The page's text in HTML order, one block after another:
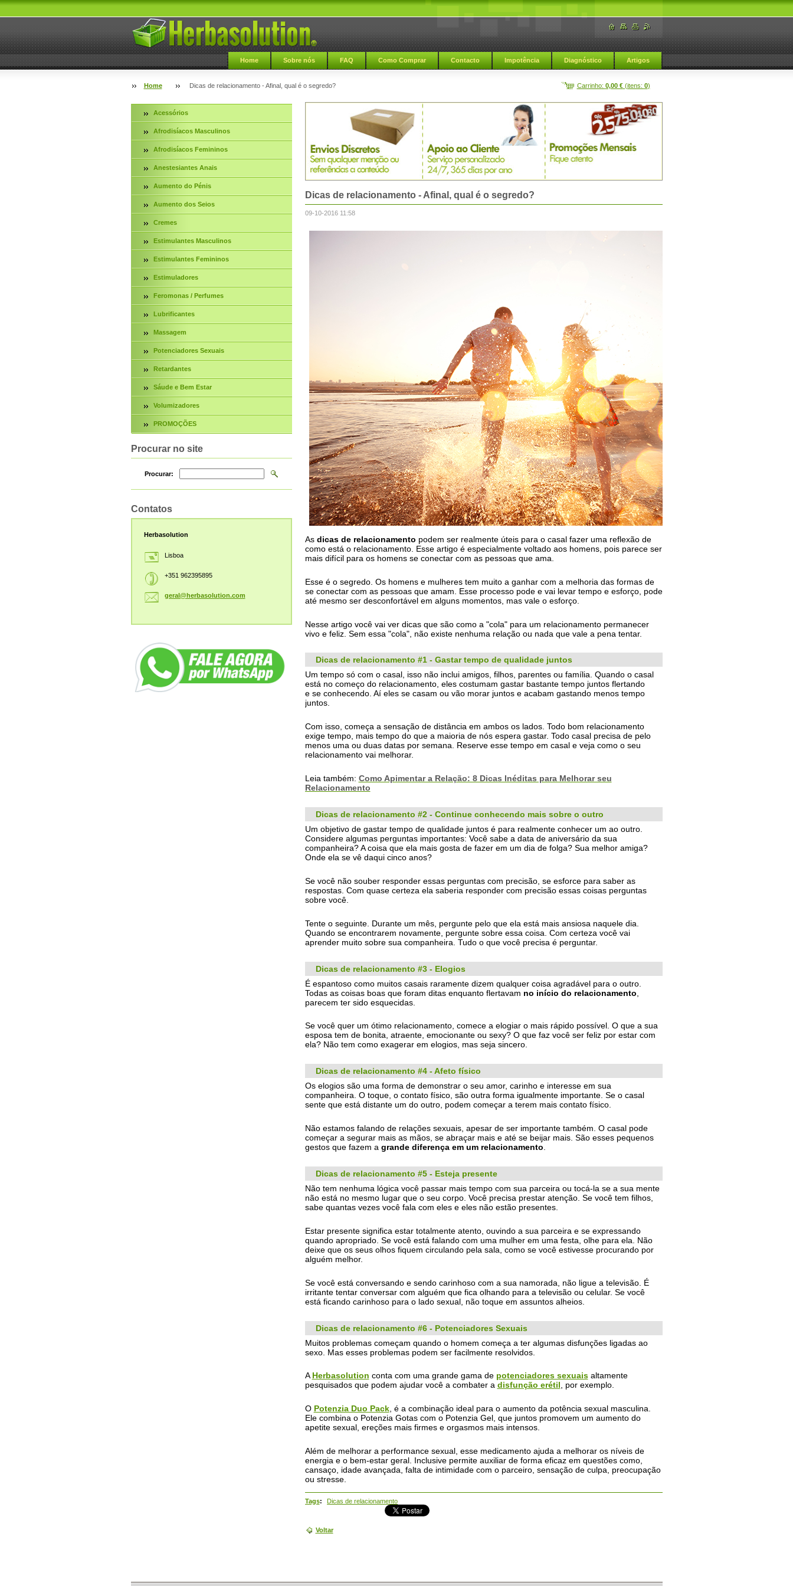
Home Sobre nós FAQ Como Comprar Contacto Impotência Diagnóstico Artigos
Carrinho: 0,00 €(itens: 0)
Home Dicas de relacionamento - Afinal, qual é o segredo?
Dicas de relacionamento - Afinal, qual é o segredo?
09-10-2016 11:58
As dicas de relacionamento podem ser realmente úteis para o casal fazer uma reflexão de
como está o relacionamento. Esse artigo é especialmente voltado aos homens, pois parece ser
mais difícil para os homens se conectar com as pessoas que ama.
Esse é o segredo. Os homens e mulheres tem muito a ganhar com a melhoria das formas de
se conectar com as pessoas que amam. Esse processo pode e vai levar tempo e esforço, pode
até mesmo ser desconfortável em alguns momentos, mas vale o esforço.
Nesse artigo você vai ver dicas que são como a "cola" para um relacionamento permanecer
vivo e feliz. Sem essa "cola", não existe nenhuma relação ou nada que vale a pena tentar.
Dicas de relacionamento #1 - Gastar tempo de qualidade juntos
Um tempo só com o casal, isso não inclui amigos, filhos, parentes ou família. Quando o casal
está no começo do relacionamento, eles costumam gastar bastante tempo juntos flertando
e se conhecendo. Aí eles se casam ou vão morar juntos e acabam gastando menos tempo
juntos.
Com isso, começa a sensação de distância em ambos os lados. Todo bom relacionamento
exige tempo, mais tempo do que a maioria de nós espera gastar. Todo casal precisa de pelo
menos uma ou duas datas por semana. Reserve esse tempo em casal e veja como o seu
relacionamento vai melhorar.
Leia também: Como Apimentar a Relação: 8 Dicas Inéditas para Melhorar seu
Relacionamento
Dicas de relacionamento #2 - Continue conhecendo mais sobre o outro
Um objetivo de gastar tempo de qualidade juntos é para realmente conhecer um ao outro.
Considere algumas perguntas importantes: Você sabe a data de aniversário da sua
companheira? A coisa que ela mais gosta de fazer em um dia de folga? Sua melhor amiga?
Onde ela se vê daqui cinco anos?
Se você não souber responder essas perguntas com precisão, se esforce para saber as
respostas. Com quase certeza ela saberia responder com precisão essas coisas perguntas
sobre você.
Tente o seguinte. Durante um mês, pergunte pelo que ela está mais ansiosa naquele dia.
Quando se encontrarem novamente, pergunte sobre essa coisa. Com certeza você vai
aprender muito sobre sua companheira. Tudo o que você precisa é perguntar.
Dicas de relacionamento #3 - Elogios
É espantoso como muitos casais raramente dizem qualquer coisa agradável para o outro.
Todas as coisas boas que foram ditas enquanto flertavam no início do relacionamento
parecem ter sido esquecidas.
Se você quer um ótimo relacionamento, comece a elogiar o mais rápido possível. O que a sua
esposa tem de bonita, atraente, emocionante ou sexy? O que faz você ser feliz por estar com
ela? Não tem como exagerar em elogios, mas seja sincero.
Dicas de relacionamento #4 - Afeto físico
Os elogios são uma forma de demonstrar o seu amor, carinho e interesse em sua
companheira. O toque, o contato físico, são outra forma igualmente importante. Se o casal
sente que está distante um do outro, podem começar a terem mais contato físico.
Não estamos falando de relações sexuais, apesar de ser importante também. O casal pode
começar a segurar mais as mãos, se abraçar mais e até se beijar mais. São esses pequenos
gestos que fazem a grande diferença em um relacionamento
Dicas de relacionamento #5 - Esteja presente
Não tem nenhuma lógica você passar mais tempo com sua parceira ou tocá-la se a sua mente
não está no mesmo lugar que o seu corpo. Você precisa prestar atenção. Se você tem filhos,
sabe quantas vezes você fala com eles e eles não estão presentes.
Estar presente significa estar totalmente atento, ouvindo a sua parceira e se expressando
quando apropriado. Se você está falando com uma mulher em uma festa, olhe para ela. Não
deixe que os seus olhos fiquem circulando pela sala, como se você estivesse procurando por
alguém melhor.
Se você está conversando e sendo carinhoso com a sua namorada, não ligue a televisão. É
irritante tentar conversar com alguém que fica olhando para a televisão ou celular. Se você
está ficando carinhoso para o lado sexual, não toque em assuntos alheios.
Dicas de relacionamento #6 - Potenciadores Sexuais
Muitos problemas começam quando o homem começa a ter algumas disfunções ligadas ao
sexo. Mas esses problemas podem ser facilmente resolvidos.
AHerbasolution conta com uma grande gama de potenciadores sexuaisaltamente
pesquisados que podem ajudar você a combater a disfunção erétil, por exemplo.
O Potenzia Duo Pack, é a combinação ideal para o aumento da potência sexual masculina.
Ele combina o Potenzia Gotas com o Potenzia Gel, que juntos promovem um aumento do
apetite sexual, ereções mais firmes e orgasmos mais intensos.
Além de melhorar a performance sexual, esse medicamento ajuda a melhorar os níveis de
energia e o bem-estar geral. Inclusive permite auxiliar de forma eficaz em questões como,
cansaço, idade avançada, falta de intimidade com o parceiro, sensação de culpa, preocupação
ou stresse.
Tags: Dicas de relacionamento
Voltar
Acessórios
Afrodisíacos Masculinos
Afrodisíacos Femininos
Anestesiantes Anais
Aumento do Pénis
Aumento dos Seios
Cremes
Estimulantes Masculinos
Estimulantes Femininos
Estimuladores
Feromonas / Perfumes
Lubrificantes
Massagem
Potenciadores Sexuais
Retardantes
Sáude e Bem Estar
Volumizadores
PROMOÇÕES
Procurar no site
Procurar:
Contatos
Herbasolution
Lisboa
+351 962395895
geral@herbasolution.com